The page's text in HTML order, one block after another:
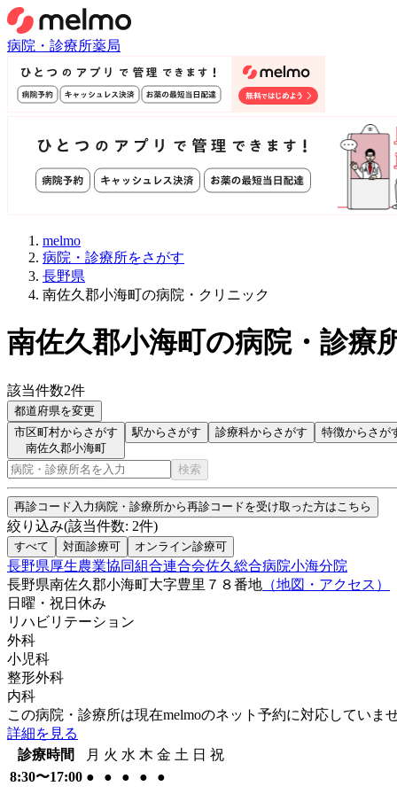
病院・診療所薬局
melmo
病院・診療所をさがす
長野県
南佐久郡小海町の病院・クリニック
南佐久郡小海町の病院・診療
該当件数2件
都道府県を変更
市区町村からさがす
南佐久郡小海町
駅からさがす 診療科からさがす 特徴からさが
検索
再診コード入力病院・診療所から再診コードを受け取った方はこちら
絞り込み(該当件数: 2件)
すべて 対面診療可 オンライン診療可
長野県厚生農業協同組合連合会佐久総合病院小海分院
長野県南佐久郡小海町大字豊里７８番地 （地図・アクセス）
日曜・祝日 休み
リハビリテーション
外科
小児科
整形外科
内科
この病院・診療所は現在melmoのネット予約に対応していま
詳細を見る
診療時間
月 火 水 木 金 土 日 祝
8:30〜17:00 ● ● ● ●
●